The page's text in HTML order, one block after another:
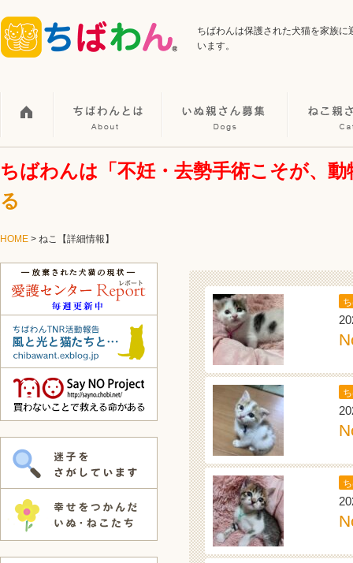
ちばわんは保護された犬猫を家族
います。
ちばわんは「不妊・去勢手術こそが、
る
HOME > ねこ【詳細情報】